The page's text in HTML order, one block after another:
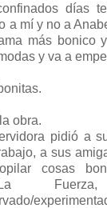
días
a mí y no a
más bonico
y va a
obra.
pidió a
a sus
cosas
La